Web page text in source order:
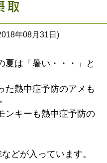
取
年08月31日)
夏は「暑い・・・」と
た熱中症予防のアメも
ンキーも熱中症予防の
などが入っています。